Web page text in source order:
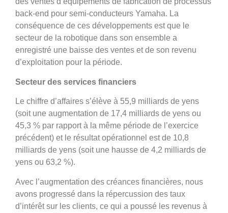
back-end pour semi-conducteurs Yamaha. La
conséquence de ces développements est que le
secteur de la robotique dans son ensemble a
enregistré une baisse des ventes et de son revenu
d’exploitation pour la période.
Secteur des services financiers
Le chiffre d’affaires s’élève à 55,9 milliards de yens
(soit une augmentation de 17,4 milliards de yens ou
45,3 % par rapport à la même période de l’exercice
précédent) et le résultat opérationnel est de 10,8
milliards de yens (soit une hausse de 4,2 milliards de
yens ou 63,2 %).
Avec l’augmentation des créances financières, nous
avons progressé dans la répercussion des taux
d’intérêt sur les clients, ce qui a poussé les revenus à